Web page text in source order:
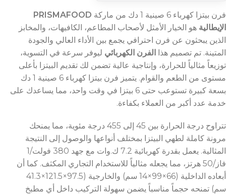
فرن بيتزا كهرباء 6 صينية 1 دك من ماركة
PRISMAFOOD
الإيطالية هو الخيار الأمثل لأصحاب المطاعم، الكافيهات، والمخابز
الذين يبحثون عن فرن احترافي يجمع بين الأداء العالي والجودة
المتينة. تم تصميم هذا الفرن الكهربائي ليوفر سرعة في التسوية،
توزيعاً مثالياً للحرارة، وإنتاجية عالية تضمن لك تقديم البيتزا بأعلى
مستوى من الطعم والقوام. يتميز فرن بيتزا كهرباء 6 صينية 1 دك
بسعة كبيرة تستوعب حتى 6 بيتزا في وقت واحد، مما يساعدك على
خدمة عدد أكبر من العملاء بكفاءة.
تتراوح درجة الحرارة بين 45 إلى 455 درجة مئوية، مما يمنحك
مرونة كاملة لطهي البيتزا بمختلف أنواعها والوصول إلى النتيجة
المثالية. يعمل بقدرة كهربائية 7.2 ك.وات مع جهد 380 فولت/1
فاز/50 هرتز، مما يجعله مثالياً للاستخدام التجاري المكثف. كما أن
أبعاده الداخلية (66×99×14 سم) والخارجية (97.5×121.5×41.3
سم) تمنحه حجماً مناسباً يضمن سهولة التركيب داخل أي مطبخ